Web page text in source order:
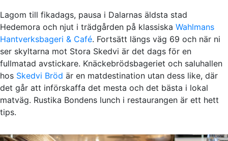
Lagom till fikadags, pausa i Dalarnas äldsta stad
Hedemora och njut i trädgården på klassiska Wahlmans
Hantverksbageri & Café. Fortsätt längs väg 69 och när ni
ser skyltarna mot Stora Skedvi är det dags för en
fullmatad avstickare. Knäckebrödsbageriet och saluhallen
hos Skedvi Bröd är en matdestination utan dess like, där
det går att införskaffa det mesta och det bästa i lokal
matväg. Rustika Bondens lunch i restaurangen är ett hett
tips.